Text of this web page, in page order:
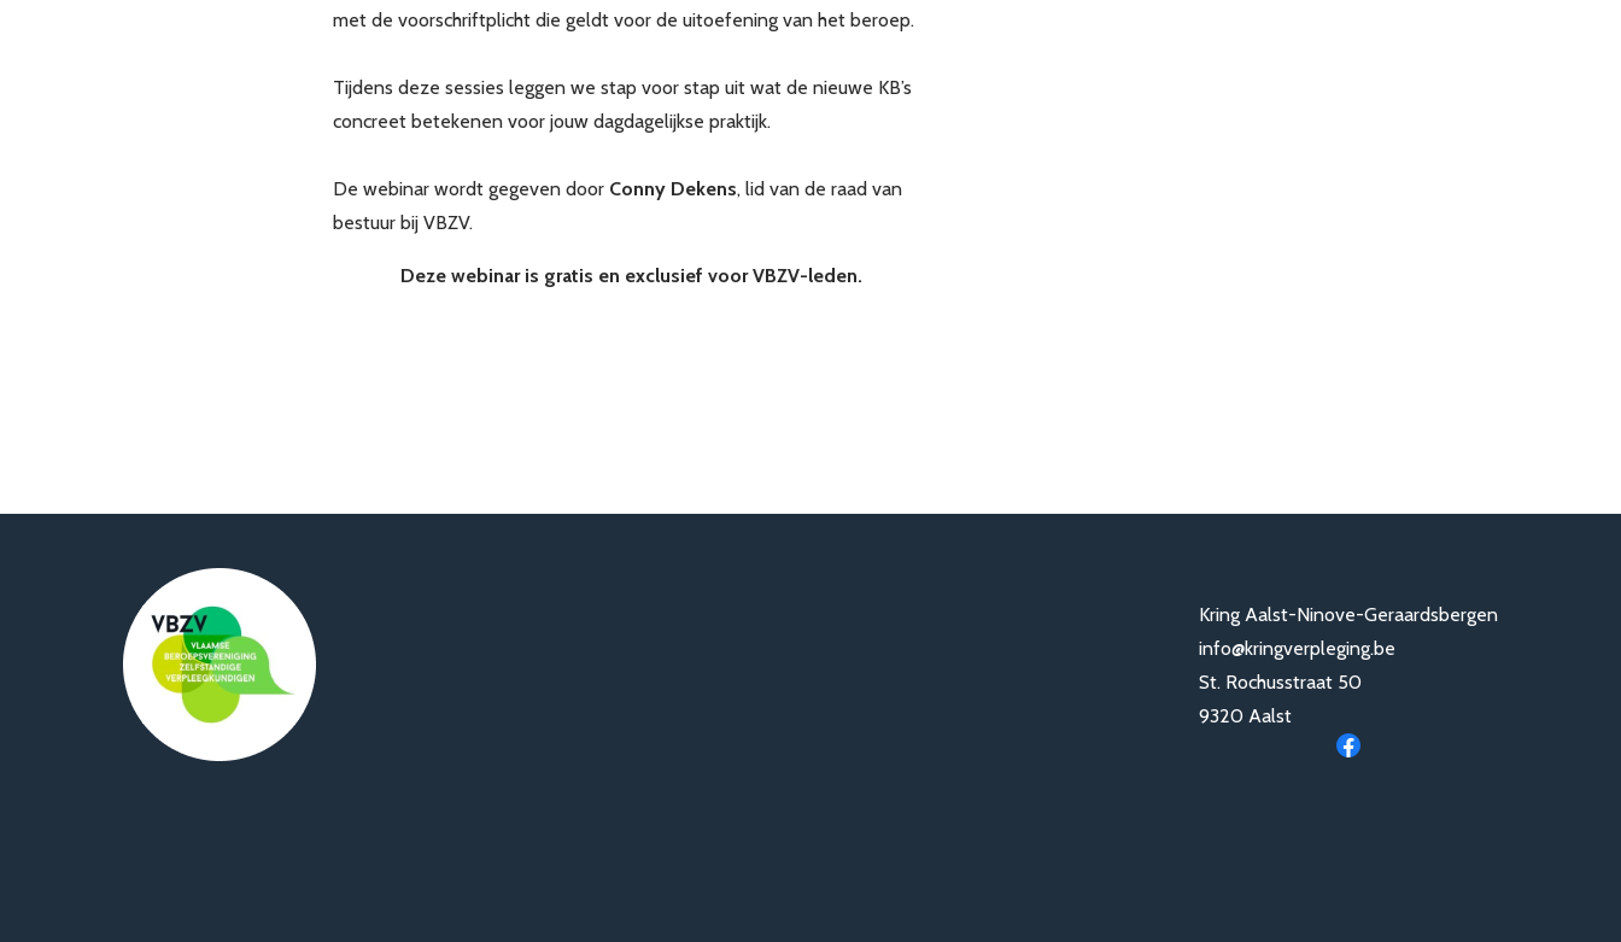
met de voorschriftplicht die geldt voor de uitoefening van het beroep.
Tijdens deze sessies leggen we stap voor stap uit wat de nieuwe KB’s
concreet betekenen voor jouw dagdagelijkse praktijk.
De webinar wordt gegeven door Conny Dekens, lid van de raad van
bestuur bij VBZV.
Deze webinar is gratis en exclusief voor VBZV-leden.
Kring Aalst-Ninove-Geraardsbergen
info@kringverpleging.be
St. Rochusstraat 50
9320 Aalst